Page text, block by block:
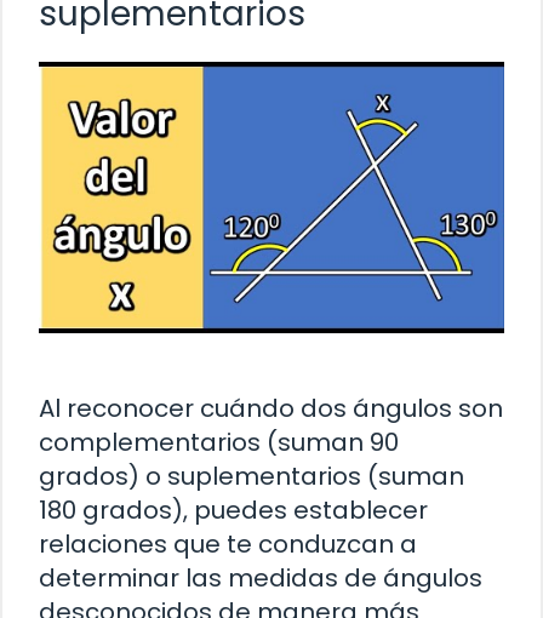
suplementarios
Al reconocer cuándo dos ángulos son
complementarios (suman 90
grados) o suplementarios (suman
180 grados), puedes establecer
relaciones que te conduzcan a
determinar las medidas de ángulos